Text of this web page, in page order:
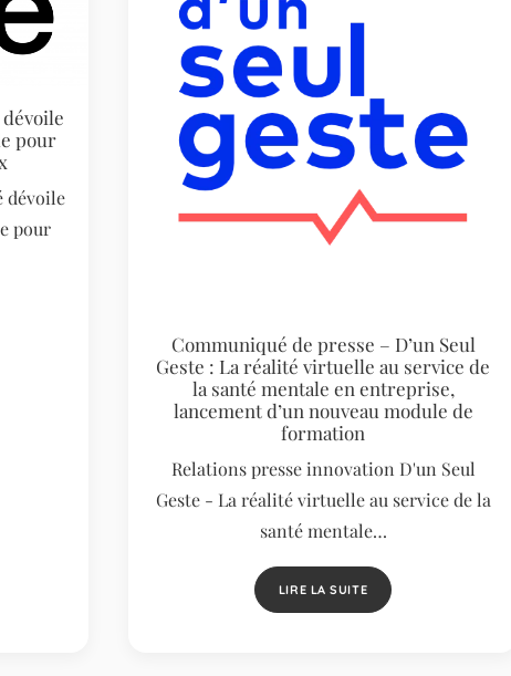
pour
dévoile
pour
Communiqué de presse – D’un Seul
Geste : La réalité virtuelle au service de
la santé mentale en entreprise,
lancement d’un nouveau module de
formation
Relations presse innovation D'un Seul
Geste - La réalité virtuelle au service de la
santé mentale…
LIRE LA SUITE